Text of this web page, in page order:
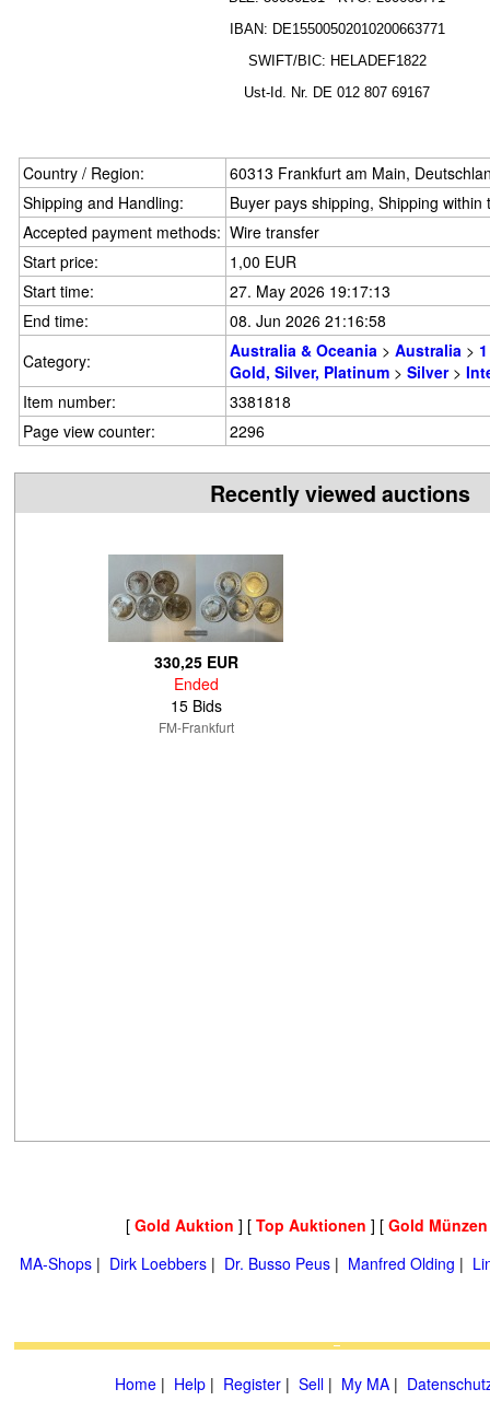
IBAN: DE15500502010200663771
SWIFT/BIC: HELADEF1822
Ust-Id. Nr. DE 012 807 69167
Country / Region:
60313 Frankfurt am Main,
Shipping and Handling:
Buyer pays shipping, Shipping
Accepted payment methods: Wire transfer
Start price:
1,00 EUR
Start time:
27. May 2026 19:17:13
End time:
08. Jun 2026 21:16:58
Category:
Australia & Oceania > Australia >
Gold, Silver, Platinum > Silver>
Item number:
3381818
Page view counter:
2296
Recently viewed auctions
330,25 EUR
Ended
15 Bids
FM-Frankfurt
[ Gold Auktion ] [ Top Auktionen ] [ Gold
MA-Shops | Dirk Loebbers | Dr. Busso Peus | Manfred Olding |
Home | Help | Register | Sell | My MA |